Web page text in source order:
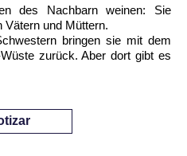
des Nachbarn weinen: Sie
Vätern und Müttern.
bringen sie mit dem
zurück. Aber dort gibt es